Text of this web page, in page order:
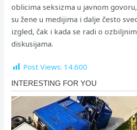
oblicima seksizma u javnom
su žene u medijima i dalje često
izgled, čak i kada se radi o
diskusijama.
Post Views: 14.600